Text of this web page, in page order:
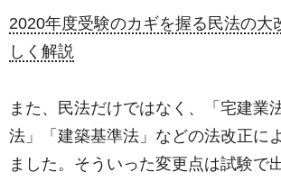
2020年度受験のカギを握る民法の大
しく解説
また、民法だけではなく、「宅建業
法」「建築基準法」などの法改正に
ました。そういった変更点は試験で